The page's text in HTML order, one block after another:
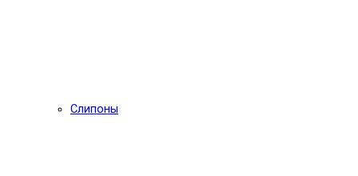
Слипоны